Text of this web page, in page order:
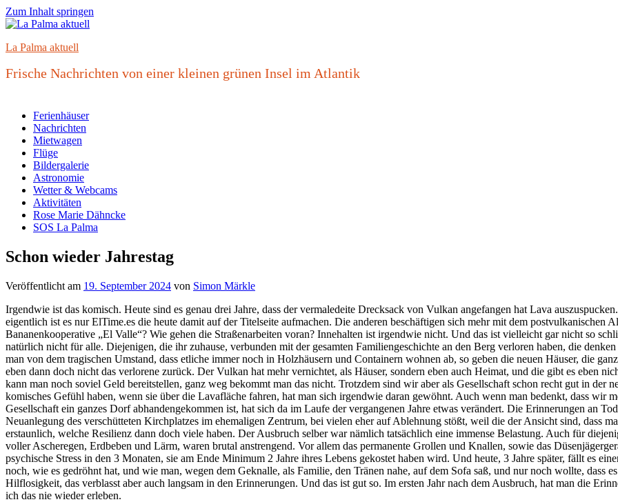
Zum Inhalt springen
La Palma aktuell
Frische Nachrichten von einer kleinen grünen Insel im Atlantik
Ferienhäuser
Nachrichten
Mietwagen
Flüge
Bildergalerie
Astronomie
Wetter & Webcams
Aktivitäten
Rose Marie Dähncke
SOS La Palma
Schon wieder Jahrestag
Veröffentlicht am 19. September 2024 von Simon Märkle
Irgendwie ist das komisch. Heute sind es genau drei Jahre, dass der vermaledeite Drecksack von Vulkan angefangen hat Lava
eigentlich ist es nur ElTime.es die heute damit auf der Titelseite aufmachen. Die anderen beschäftigen sich mehr mit dem postvulkanischen
Bananenkooperative „El Valle“? Wie gehen die Straßenarbeiten voran? Innehalten ist irgendwie nicht. Und das ist vielleicht gar nicht so
natürlich nicht für alle. Diejenigen, die ihr zuhause, verbunden mit der gesamten Familiengeschichte an den Berg verloren haben, die
man von dem tragischen Umstand, dass etliche immer noch in Holzhäusern und Containern wohnen ab, so geben die neuen Häuser, die
eben dann doch nicht das verlorene zurück. Der Vulkan hat mehr vernichtet, als Häuser, sondern eben auch Heimat, und die gibt es eben
kann man noch soviel Geld bereitstellen, ganz weg bekommt man das nicht. Trotzdem sind wir aber als Gesellschaft schon recht gut in der
komisches Gefühl haben, wenn sie über die Lavafläche fahren, hat man sich irgendwie daran gewöhnt. Auch wenn man bedenkt, dass wir
Gesellschaft ein ganzes Dorf abhandengekommen ist, hat sich da im Laufe der vergangenen Jahre etwas verändert. Die Erinnerungen an
Neuanlegung des verschütteten Kirchplatzes im ehemaligen Zentrum, bei vielen eher auf Ablehnung stößt, weil die der Ansicht sind, dass
erstaunlich, welche Resilienz dann doch viele haben. Der Ausbruch selber war nämlich tatsächlich eine immense Belastung. Auch für
voller Ascheregen, Erdbeben und Lärm, waren brutal anstrengend. Vor allem das permanente Grollen und Knallen, sowie das
psychische Stress in den 3 Monaten, sie am Ende Minimum 2 Jahre ihres Lebens gekostet haben wird. Und heute, 3 Jahre später, fällt es
noch, wie es gedröhnt hat, und wie man, wegen dem Geknalle, als Familie, den Tränen nahe, auf dem Sofa saß, und nur noch wollte, dass
Hilflosigkeit, das verblasst aber auch langsam in den Erinnerungen. Und das ist gut so. Im ersten Jahr nach dem Ausbruch, hat man die
ich das nie wieder erleben.